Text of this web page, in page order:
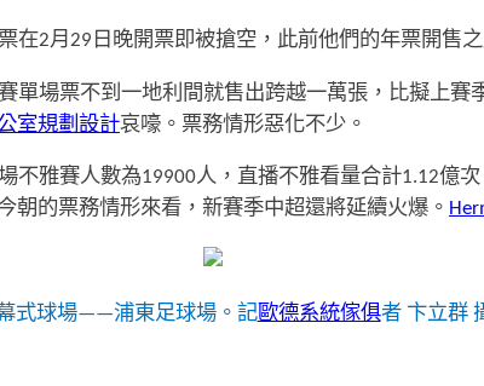
在2月29日晚開票即被搶空，此前他們的年票開售
單場票不到一地利間就售出跨越一萬張，比擬上賽
室規劃設計哀嚎。票務情形惡化不少。
不雅賽人數為19900人，直播不雅看量合計1.12億
朝的票務情形來看，新賽季中超還將延續火爆。
式球場——浦東足球場。記歐德系統傢俱者 卞立群